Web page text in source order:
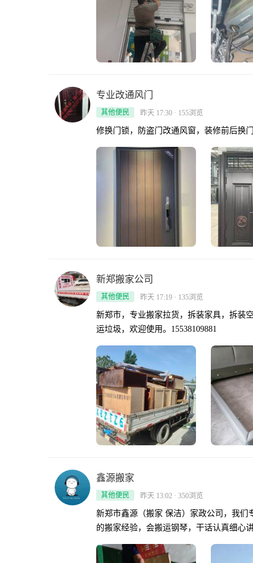
专业改通风门
其他便民 昨天 17:30 · 155浏览
修换门锁，防盗门改通风窗，装修前后换
新郑搬家公司
其他便民 昨天 17:19 · 135浏览
新郑市，专业搬家拉货，拆装家具，拆装
运垃圾，欢迎使用。15538109881
鑫源搬家
其他便民 昨天 13:02 · 350浏览
新郑市鑫源（搬家 保洁）家政公司，我们专业个人搬家，单位搬家，公司工厂搬家，有专业拆装工拆装家具，专业拆装空调，有丰富
的搬家经验，会搬运钢琴，干话认真细心